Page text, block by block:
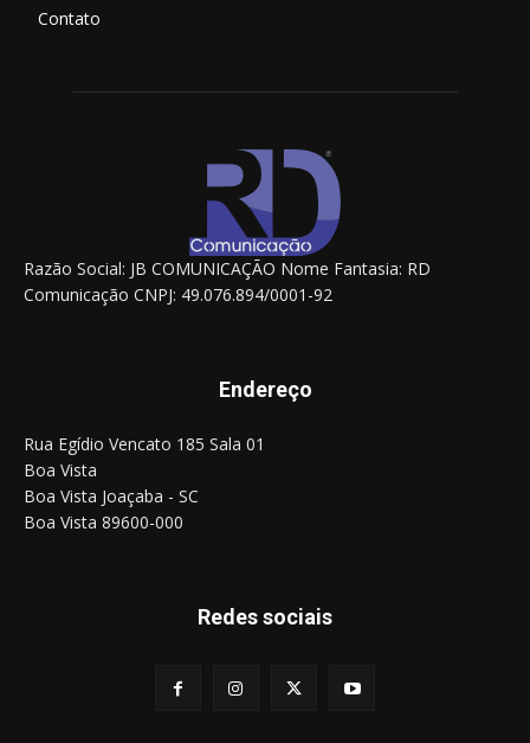
Contato
Razão Social: JB COMUNICAÇÃO Nome Fantasia: RD
Comunicação CNPJ: 49.076.894/0001-92
Endereço
Rua Egídio Vencato 185 Sala 01
Boa Vista
Boa Vista Joaçaba - SC
Boa Vista 89600-000
Redes sociais